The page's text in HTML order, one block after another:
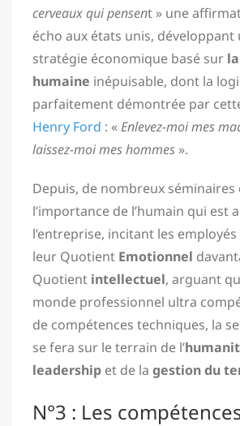
cerveaux qui pensent » une
écho aux états unis, développant
stratégie économique basé sur
humaine inépuisable, dont la
parfaitement démontrée par
Henry Ford : «Enlevez-moi mes
laissez-moi mes hommes ».
Depuis, de nombreux
l’importance de l’humain qui est
l’entreprise, incitant les
leur Quotient Emotionnel
Quotient intellectuel, arguant
monde professionnel ultra
de compétences techniques, la
se fera sur le terrain de l’
leadership et de la gestion du
N°3 : Les